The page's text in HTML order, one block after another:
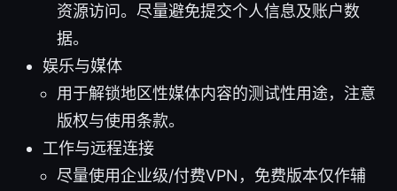
资源访问。尽量避免提交个人信息及账户数
据。
娱乐与媒体
用于解锁地区性媒体内容的测试性用途，注意
版权与使用条款。
工作与远程连接
尽量使用企业级/付费VPN，免费版本仅作辅